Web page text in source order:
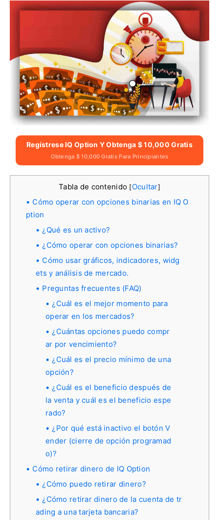
Regístrese IQ Option Y Obtenga $ 10,000 Gratis
Obtenga $ 10,000 Gratis Para Principiantes
Tabla de contenido [Ocultar]
Cómo operar con opciones binarias en IQ O
ption
¿Qué es un activo?
¿Cómo operar con opciones binarias?
Cómo usar gráficos, indicadores, widg
ets y análisis de mercado.
Preguntas frecuentes (FAQ)
¿Cuál es el mejor momento para
operar en los mercados?
¿Cuántas opciones puedo compr
ar por vencimiento?
¿Cuál es el precio mínimo de una
opción?
¿Cuál es el beneficio después de
la venta y cuál es el beneficio espe
rado?
¿Por qué está inactivo el botón V
ender (cierre de opción programad
o)?
Cómo retirar dinero de IQ Option
¿Cómo puedo retirar dinero?
¿Cómo retirar dinero de la cuenta de tr
ading a una tarjeta bancaria?